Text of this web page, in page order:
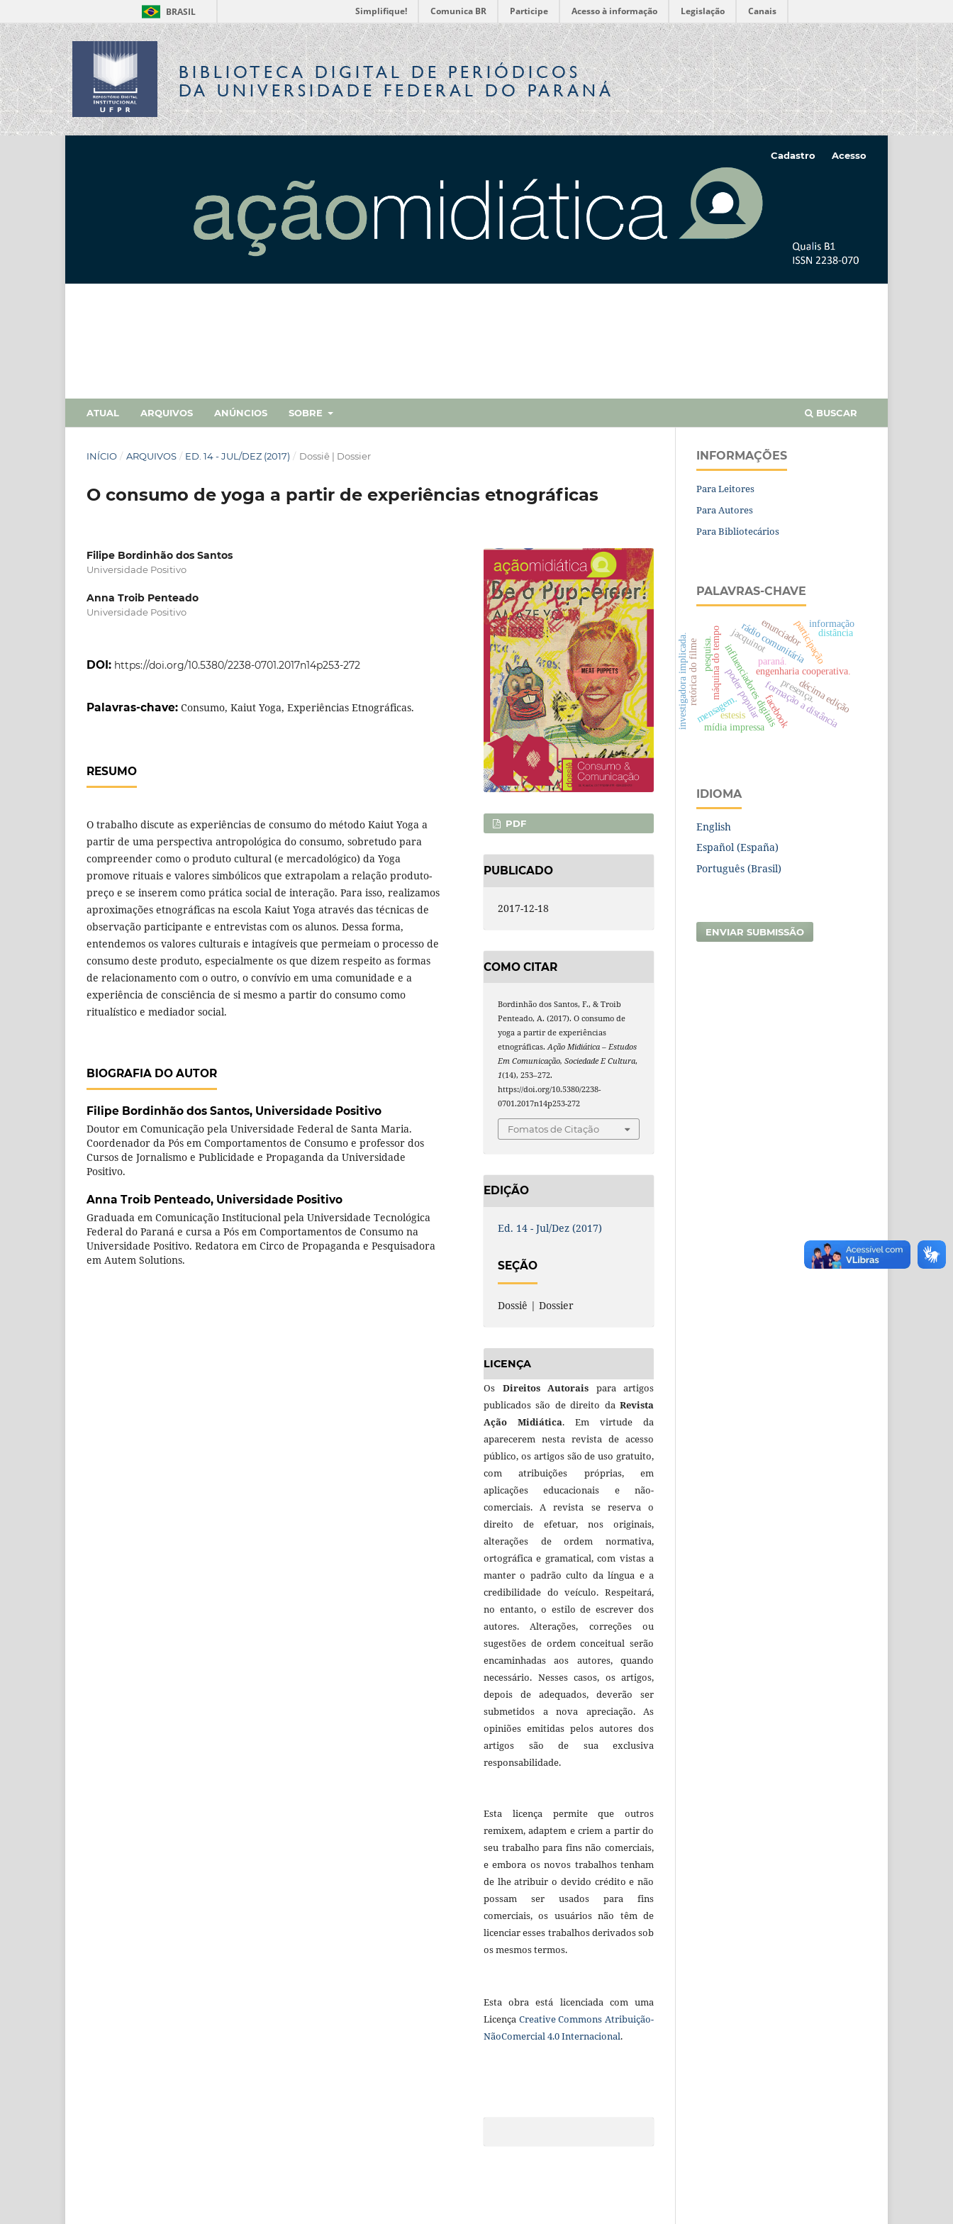
BRASIL Simplifique! Comunica BR Participe Acesso à informação Legislação Canais
BIBLIOTECA DIGITALDE PERIÓDICOS
DA UNIVERSIDADE FEDERAL DO PARANÁ
ATUAL ARQUIVOS ANÚNCIOS SOBRE BUSCAR
Cadastro Acesso
INÍCIO / ARQUIVOS / ED. 14 - JUL/DEZ (2017) / Dossiê | Dossier
O consumo de yoga a partir de experiências etnográficas
Filipe Bordinhão dos Santos
Universidade Positivo
Anna Troib Penteado
Universidade Positivo
DOI: https://doi.org/10.5380/2238-0701.2017n14p253-272
Palavras-chave: Consumo, Kaiut Yoga, Experiências Etnográficas.
RESUMO
O trabalho discute as experiências de consumo do método Kaiut Yoga a
partir de uma perspectiva antropológica do consumo, sobretudo para
compreender como o produto cultural (e mercadológico) da Yoga
promove rituais e valores simbólicos que extrapolam a relação produto-
preço e se inserem como prática social de interação. Para isso, realizamos
aproximações etnográficas na escola Kaiut Yoga através das técnicas de
observação participante e entrevistas com os alunos. Dessa forma,
entendemos os valores culturais e intagíveis que permeiam o processo de
consumo deste produto, especialmente os que dizem respeito as formas
de relacionamento com o outro, o convívio em uma comunidade e a
experiência de consciência de si mesmo a partir do consumo como
ritualístico e mediador social.
BIOGRAFIA DO AUTOR
Filipe Bordinhão dos Santos, Universidade Positivo
Doutor em Comunicação pela Universidade Federal de Santa Maria.
Coordenador da Pós em Comportamentos de Consumo e professor dos
Cursos de Jornalismo e Publicidade e Propaganda da Universidade
Positivo.
Anna Troib Penteado, Universidade Positivo
Graduada em Comunicação Institucional pela Universidade Tecnológica
Federal do Paraná e cursa a Pós em Comportamentos de Consumo na
Universidade Positivo. Redatora em Circo de Propaganda e Pesquisadora
em Autem Solutions.
PDF
PUBLICADO
2017-12-18
COMO CITAR
Bordinhão dos Santos, F., & Troib
Penteado, A. (2017). O consumo de
yoga a partir de experiências
etnográficas.Ação Midiática – Estudos
Em Comunicação, Sociedade E Cultura,
1(14), 253–272.
https://doi.org/10.5380/2238-
0701.2017n14p253-272
Fomatos de Citação
EDIÇÃO
Ed. 14 - Jul/Dez (2017)
SEÇÃO
Dossiê | Dossier
LICENÇA
Os Direitos Autorais para artigos
publicados são de direito daRevista
Ação Midiática. Em virtude da
aparecerem nesta revista de acesso
público, os artigos são de uso gratuito,
com atribuições próprias, em
aplicações educacionais e não-
comerciais. A revista se reserva o
direito de efetuar, nos originais,
alterações de ordem normativa,
ortográfica e gramatical, com vistas a
manter o padrão culto da língua e a
credibilidade do veículo. Respeitará,
no entanto, o estilo de escrever dos
autores. Alterações, correções ou
sugestões de ordem conceitual serão
encaminhadas aos autores, quando
necessário. Nesses casos, os artigos,
depois de adequados, deverão ser
submetidos a nova apreciação. As
opiniões emitidas pelos autores dos
artigos são de sua exclusiva
responsabilidade.
Esta licença permite que outros
remixem, adaptem e criem a partir do
seu trabalho para fins não comerciais,
e embora os novos trabalhos tenham
de lhe atribuir o devido crédito e não
possam ser usados para fins
comerciais, os usuários não têm de
licenciar esses trabalhos derivados sob
os mesmos termos.
Esta obra está licenciada com uma
Licença Creative Commons Atribuição-
NãoComercial 4.0 Internacional.
INFORMAÇÕES
Para Leitores
Para Autores
Para Bibliotecários
PALAVRAS-CHAVE
influenciadores digitaisengenharia cooperativa.
formação a distância
jacquinot
presença.
máquina do tempo
pesquisa. rádio comunitária
poder popular
participação
paraná.
informação
mensagem.
enunciador
estesis
mídia impressa
décima edição
retórica do filme
investigadora implicada. distância
facebook
IDIOMA
English
Español (España)
Português (Brasil)
ENVIAR SUBMISSÃO